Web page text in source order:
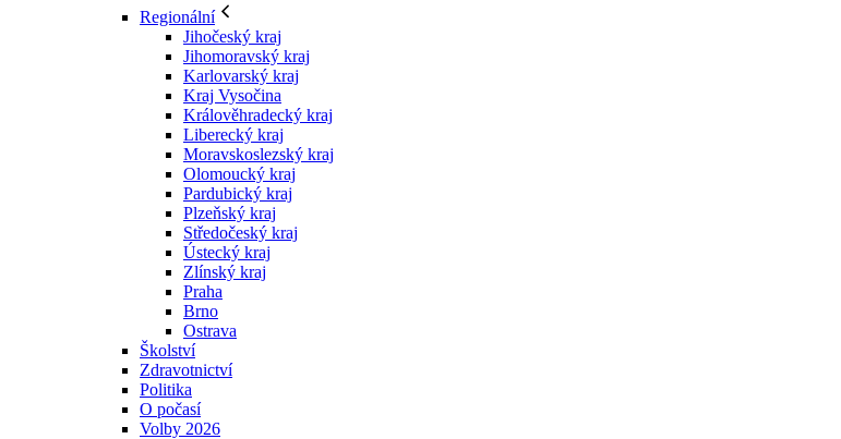
Regionální
Jihočeský kraj
Jihomoravský kraj
Karlovarský kraj
Kraj Vysočina
Králověhradecký kraj
Liberecký kraj
Moravskoslezský kraj
Olomoucký kraj
Pardubický kraj
Plzeňský kraj
Středočeský kraj
Ústecký kraj
Zlínský kraj
Praha
Brno
Ostrava
Školství
Zdravotnictví
Politika
O počasí
Volby 2026